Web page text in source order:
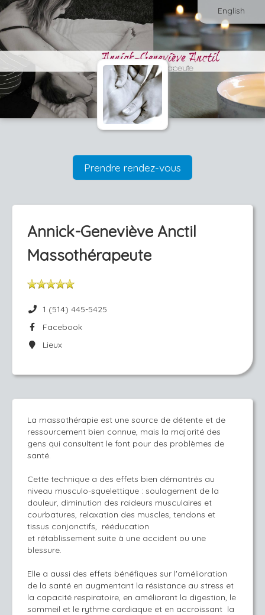
English
Prendre rendez-vous
Annick-Geneviève Anctil
Massothérapeute
1 (514) 445-5425
Facebook
Lieux
La massothérapie est une source de détente et de
ressourcement bien connue, mais la majorité des
gens qui consultent le font pour des problèmes de
santé.
Cette technique a des effets bien démontrés au
niveau musculo-squelettique : soulagement de la
douleur, diminution des raideurs musculaires et
courbatures, relaxation des muscles, tendons et
tissus conjonctifs, rééducation
et rétablissement suite à une accident ou une
blessure.
Elle a aussi des effets bénéfiques sur l'amélioration
de la santé en augmentant la résistance au stress et
la capacité respiratoire, en améliorant la digestion, le
sommeil et le rythme cardiaque et en accroissant la